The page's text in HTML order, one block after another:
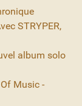
STRYPER,
album solo
Music -